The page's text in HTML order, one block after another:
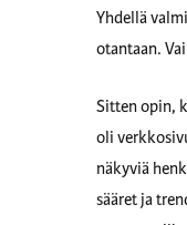
Yhdellä
otantaan.
Sitten opin,
oli
näkyviä
sääret ja